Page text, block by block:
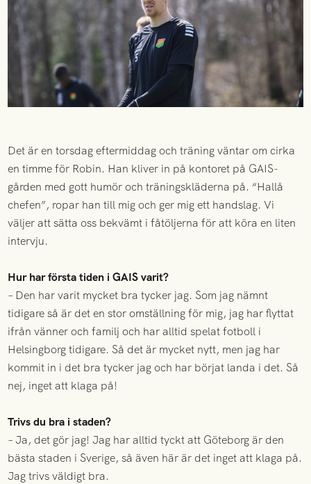
Det är en torsdag eftermiddag och träning väntar om cirka
en timme för Robin. Han kliver in på kontoret på GAIS-
gården med gott humör och träningskläderna på. “Hallå
chefen”, ropar han till mig och ger mig ett handslag. Vi
väljer att sätta oss bekvämt i fåtöljerna för att köra en liten
intervju.
Hur har första tiden i GAIS varit?
– Den har varit mycket bra tycker jag. Som jag nämnt
tidigare så är det en stor omställning för mig, jag har flyttat
ifrån vänner och familj och har alltid spelat fotboll i
Helsingborg tidigare. Så det är mycket nytt, men jag har
kommit in i det bra tycker jag och har börjat landa i det. Så
nej, inget att klaga på!
Trivs du bra i staden?
– Ja, det gör jag! Jag har alltid tyckt att Göteborg är den
bästa staden i Sverige, så även här är det inget att klaga på.
Jag trivs väldigt bra.